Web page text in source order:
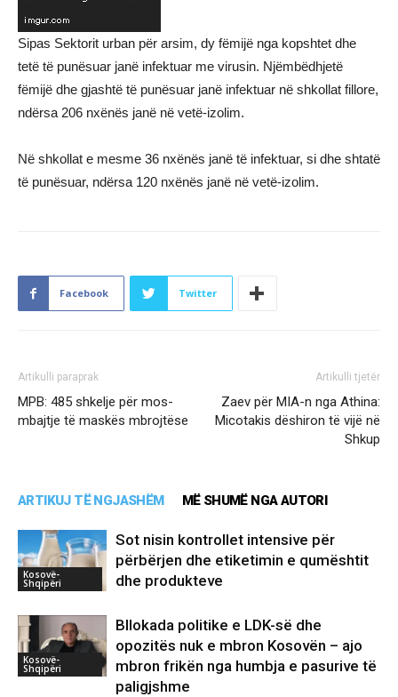
Sipas Sektorit urban për arsim, dy fëmijë nga kopshtet dhe
tetë të punësuar janë infektuar me virusin. Njëmbëdhjetë
fëmijë dhe gjashtë të punësuar janë infektuar në shkollat fillore,
ndërsa 206 nxënës janë në vetë-izolim.
Në shkollat e mesme 36 nxënës janë të infektuar, si dhe shtatë
të punësuar, ndërsa 120 nxënës janë në vetë-izolim.
Facebook Twitter
Artikulli paraprak
MPB: 485 shkelje për mos-
mbajtje të maskës mbrojtëse
Artikulli tjetër
Zaev për MIA-n nga Athina:
Micotakis dëshiron të vijë në
Shkup
ARTIKUJ TË NGJASHËM MË SHUMË NGA AUTORI
Kosovë-
Shqipëri
Sot nisin kontrollet intensive për
përbërjen dhe etiketimin e qumështit
dhe produkteve
Kosovë-
Shqipëri
Bllokada politike e LDK-së dhe
opozitës nuk e mbron Kosovën – ajo
mbron frikën nga humbja e pasurive të
paligjshme